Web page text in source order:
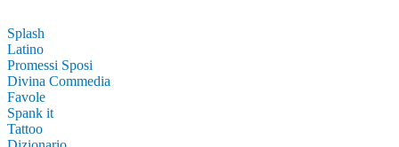
Splash
Latino
Promessi Sposi
Divina Commedia
Favole
Spank it
Tattoo